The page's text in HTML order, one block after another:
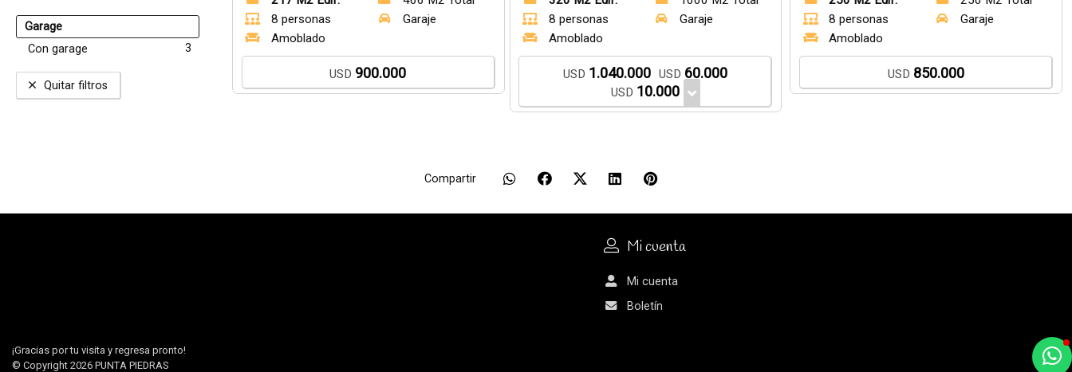
Garage
Con garage
3
Quitar filtros
8 personas
Garaje
Amoblado
USD 900.000
8 personas
Garaje
Amoblado
USD 1.040.000 USD 60.000
USD 10.000
8 personas
Garaje
Amoblado
USD 850.000
Compartir
Mi cuenta
Mi cuenta
Boletín
¡Gracias por tu visita y regresa pronto!
© Copyright 2026 PUNTA PIEDRAS